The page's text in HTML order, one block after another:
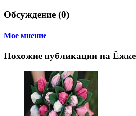
Обсуждение (0)
Мое мнение
Похожие публикации на Ёжке